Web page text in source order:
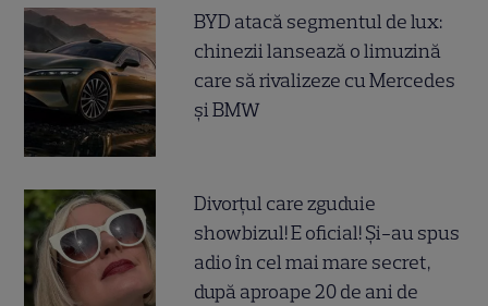
BYD atacă segmentul de lux:
chinezii lansează o limuzină
care să rivalizeze cu Mercedes
și BMW
Divorțul care zguduie
showbizul! E oficial! Și-au spus
adio în cel mai mare secret,
după aproape 20 de ani de